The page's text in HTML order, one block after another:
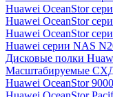
Huawei OceanStor
Huawei OceanStor
Huawei OceanStor
Huawei серии NAS
Дисковые полки
Масштабируемые
Huawei OceanStor